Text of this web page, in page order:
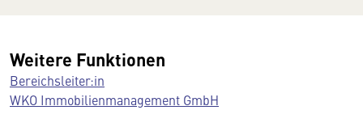
Weitere Funktionen
Bereichsleiter:in
WKO Immobilienmanagement GmbH